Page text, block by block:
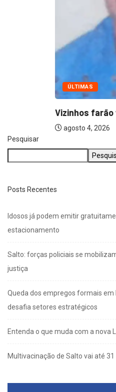
Vizinhos farão velório e
agosto 4, 2026
Pesquisar
Posts Recentes
Idosos já podem emitir
estacionamento
Salto: forças policiais se
justiça
Queda dos empregos formais
desafia setores estratégicos
Entenda o que muda com a nova
Multivacinação de Salto vai até